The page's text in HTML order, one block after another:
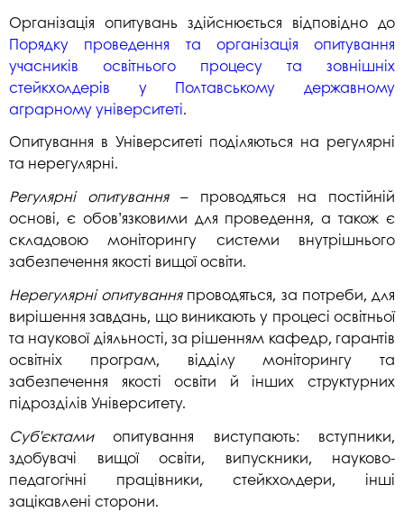
Організація опитувань здійснюється відповідно до
Порядку проведення та організація опитування
учасників освітнього процесу та зовнішніх
стейкхолдерів у Полтавському державному
аграрному університеті.
Опитування в Університеті поділяються на регулярні
та нерегулярні.
Регулярні опитування– проводяться на постійній
основі, є обов’язковими для проведення, а також є
складовою моніторингу системи внутрішнього
забезпечення якості вищої освіти.
Нерегулярні опитуванняпроводяться, за потреби, для
вирішення завдань, що виникають у процесі освітньої
та наукової діяльності, за рішенням кафедр, гарантів
освітніх програм, відділу моніторингу та
забезпечення якості освіти й інших структурних
підрозділів Університету.
Суб’єктамиопитування виступають: вступники,
здобувачі вищої освіти, випускники, науково-
педагогічні працівники, стейкхолдери, інші
зацікавлені сторони.